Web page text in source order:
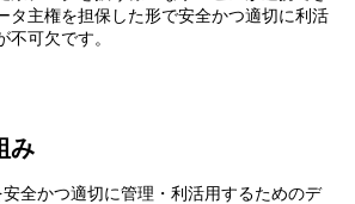
タ主権を担保した形で安全かつ適切に利活
不可欠です。
み
全かつ適切に管理・利活用するためのデ